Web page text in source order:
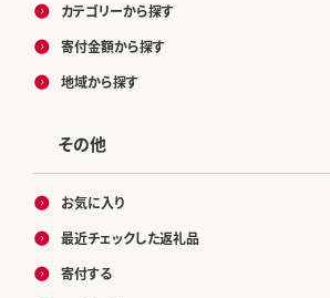
カテゴリーから探す
寄付金額から探す
地域から探す
その他
お気に入り
最近チェックした返礼品
寄付する